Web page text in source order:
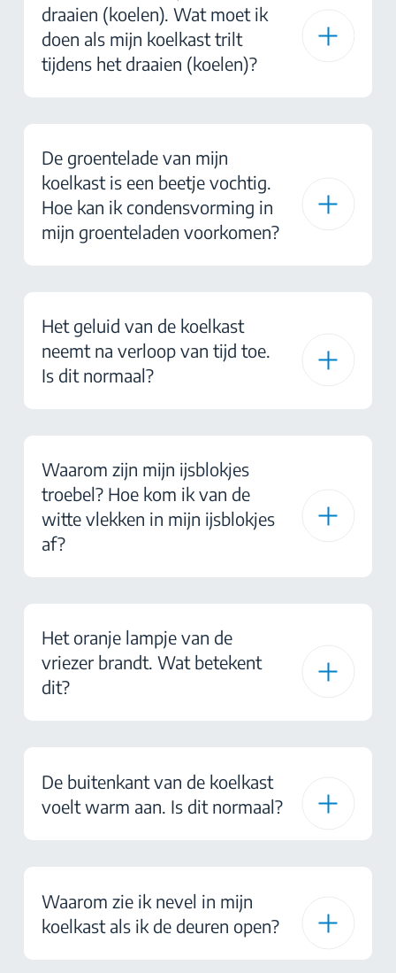
draaien (koelen). Wat moet ik
doen als mijn koelkast trilt
tijdens het draaien (koelen)?
De groentelade van mijn
koelkast is een beetje vochtig.
Hoe kan ik condensvorming in
mijn groenteladen voorkomen?
Het geluid van de koelkast
neemt na verloop van tijd toe.
Is dit normaal?
Waarom zijn mijn ijsblokjes
troebel? Hoe kom ik van de
witte vlekken in mijn ijsblokjes
af?
Het oranje lampje van de
vriezer brandt. Wat betekent
dit?
De buitenkant van de koelkast
voelt warm aan. Is dit normaal?
Waarom zie ik nevel in mijn
koelkast als ik de deuren open?